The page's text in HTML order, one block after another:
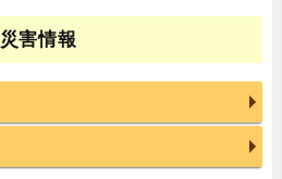
災害情報